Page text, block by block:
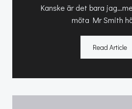
Kanske är det bara
möta Mr Smith
Read Article